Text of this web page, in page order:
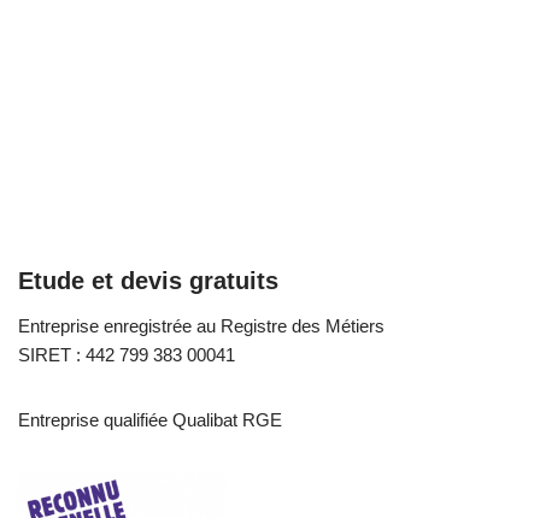
Etude et devis gratuits
Entreprise enregistrée au Registre des Métiers
SIRET : 442 799 383 00041
Entreprise qualifiée Qualibat RGE